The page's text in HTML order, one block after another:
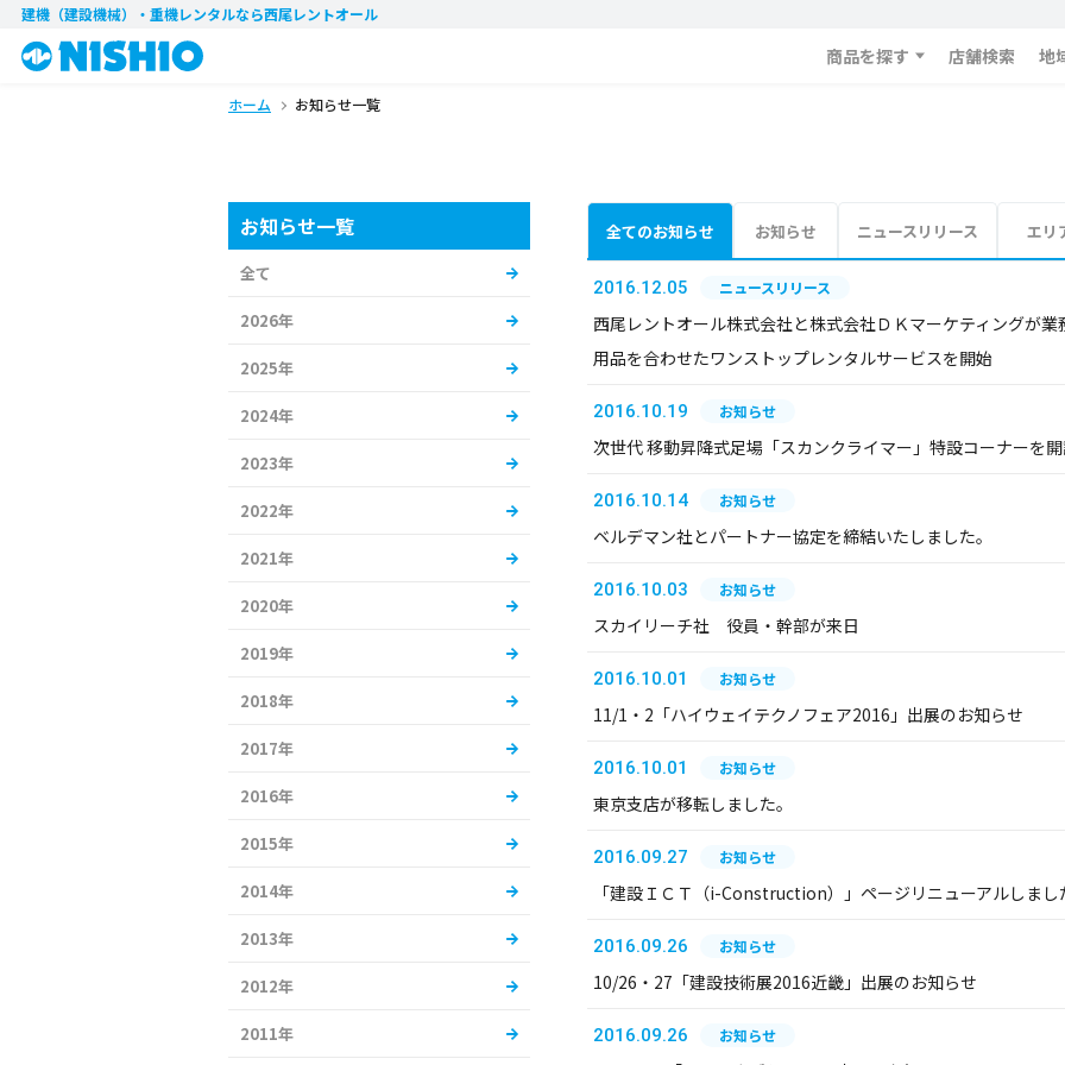
建機（建設機械）・重機レンタルなら西尾レントオール
商品を探す 店舗検索 地
ホーム お知らせ一覧
全てのお知らせ お知らせ ニュースリリース エリ
2016.12.05 ニュースリリース
西尾レントオール株式会社と株式会社ＤＫマーケティングが
用品を合わせたワンストップレンタルサービスを開始
2016.10.19 お知らせ
次世代 移動昇降式足場「スカンクライマー」特設コーナーを
2016.10.14 お知らせ
ベルデマン社とパートナー協定を締結いたしました。
2016.10.03 お知らせ
スカイリーチ社 役員・幹部が来日
2016.10.01 お知らせ
11/1・2「ハイウェイテクノフェア2016」出展のお知らせ
2016.10.01 お知らせ
東京支店が移転しました。
2016.09.27 お知らせ
「建設ＩＣＴ（i-Construction）」ページリニューアルしまし
2016.09.26 お知らせ
10/26・27「建設技術展2016近畿」出展のお知らせ
2016.09.26 お知らせ
お知らせ一覧
全て
2026年
2025年
2024年
2023年
2022年
2021年
2020年
2019年
2018年
2017年
2016年
2015年
2014年
2013年
2012年
2011年